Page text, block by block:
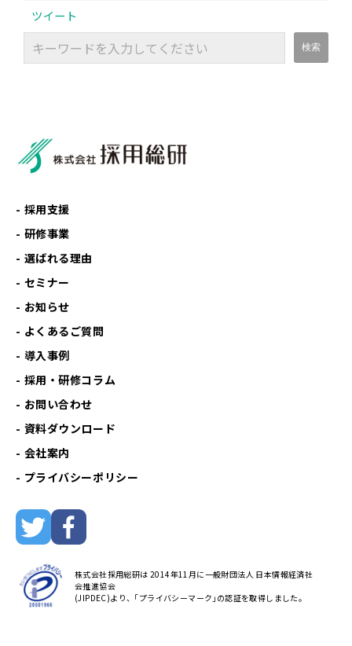
ツイート
採用支援
研修事業
選ばれる理由
セミナー
お知らせ
よくあるご質問
導入事例
採用・研修コラム
お問い合わせ
資料ダウンロード
会社案内
プライバシーポリシー
株式会社採用総研は 2014年11月に一般財団法人 日本情報経済社
会推進協会
(JIPDEC)より、｢プライバシーマーク｣の認証を取得しました。